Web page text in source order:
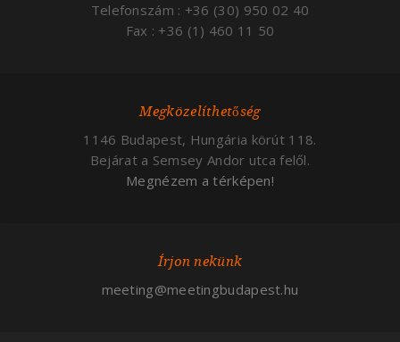
Telefonszám : +36 (30) 950 02 40
Fax : +36 (1) 460 11 50
Megközelíthetőség
1146 Budapest, Hungária körút 118.
Bejárat a Semsey Andor utca felől.
Megnézem a térképen!
Írjon nekünk
meeting@meetingbudapest.hu